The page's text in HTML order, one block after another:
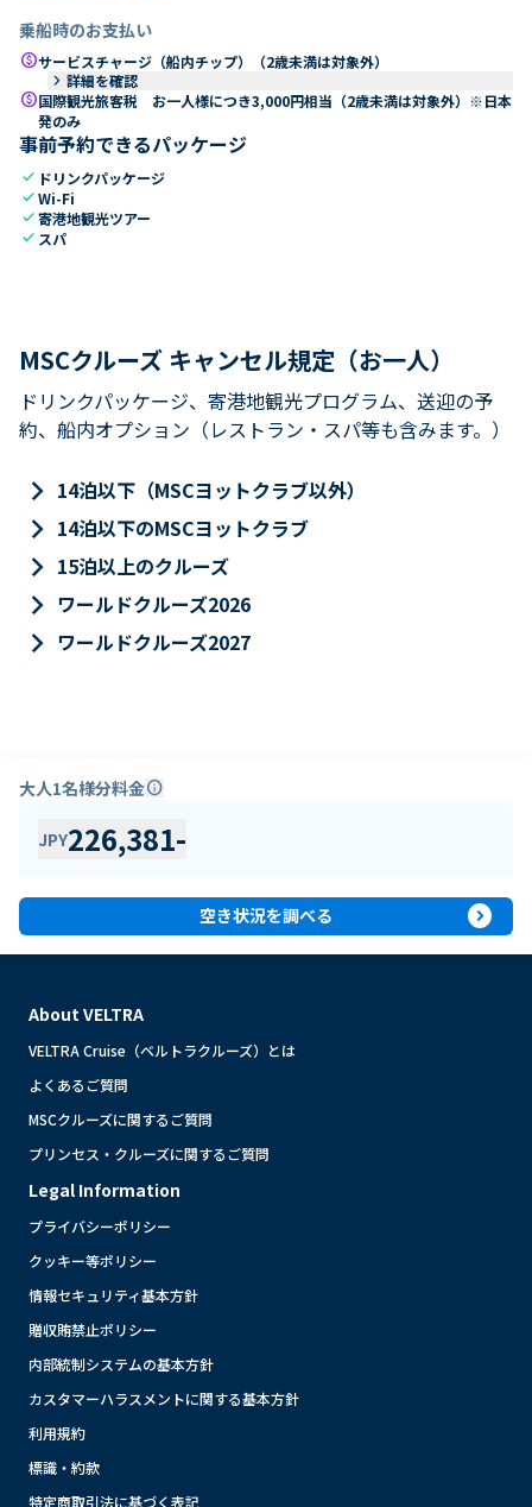
乗船時のお支払い
paidサービスチャージ（船内チップ）（2歳未満は対象外）
keyboard_arrow_right 詳細を確認
paid国際観光旅客税 お一人様につき3,000円相当（2歳未満は対象外）※日本
発のみ
事前予約できるパッケージ
check ドリンクパッケージ
checkWi-Fi
check寄港地観光ツアー
check スパ
MSCクルーズ キャンセル規定（お一人）
ドリンクパッケージ、寄港地観光プログラム、送迎の予
約、船内オプション（レストラン・スパ等も含みます。）
keyboard_arrow_right 14泊以下（MSCヨットクラブ以外）
keyboard_arrow_right 14泊以下のMSCヨットクラブ
keyboard_arrow_right 15泊以上のクルーズ
keyboard_arrow_right ワールドクルーズ2026
keyboard_arrow_right ワールドクルーズ2027
大人1名様分料金info
JPY226,381-
空き状況を調べる expand_circle_right
About VELTRA
VELTRA Cruise（ベルトラクルーズ）とは
よくあるご質問
MSCクルーズに関するご質問
プリンセス・クルーズに関するご質問
Legal Information
プライバシーポリシー
クッキー等ポリシー
情報セキュリティ基本方針
贈収賄禁止ポリシー
内部統制システムの基本方針
カスタマーハラスメントに関する基本方針
利用規約
標識・約款
特定商取引法に基づく表記